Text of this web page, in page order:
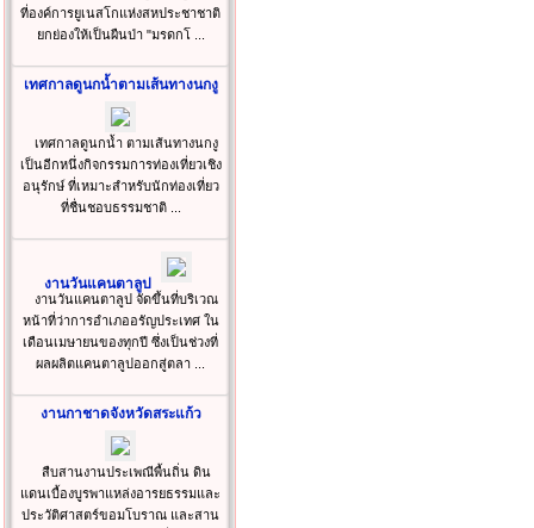
ที่องค์การยูเนสโกแห่งสหประชาชาติ
ยกย่องให้เป็นผืนป่า "มรดกโ ...
เทศกาลดูนกน้ำตามเส้นทางนกงู
เทศกาลดูนกน้ำ ตามเส้นทางนกงู
เป็นอีกหนึ่งกิจกรรมการท่องเที่ยวเชิง
อนุรักษ์ ที่เหมาะสำหรับนักท่องเที่ยว
ที่ชื่นชอบธรรมชาติ ...
งานวันแคนตาลูป
งานวันแคนตาลูป จัดขึ้นที่บริเวณ
หน้าที่ว่าการอำเภออรัญประเทศ ใน
เดือนเมษายนของทุกปี ซึ่งเป็นช่วงที่
ผลผลิตแคนตาลูปออกสู่ตลา ...
งานกาชาดจังหวัดสระแก้ว
สืบสานงานประเพณีพื้นถิ่น ดิน
แดนเบื้องบูรพาแหล่งอารยธรรมและ
ประวัติศาสตร์ขอมโบราณ และสาน